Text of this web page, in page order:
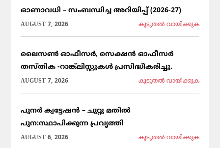
ഓണാവധി – സംബന്ധിച്ച അറിയിപ്പ് (2026-27)
AUGUST 7, 2026 കൂടുതല്‍ വായിക്കുക
ലൈസൺ ഓഫീസർ, സെക്ഷൻ ഓഫീസർ
തസ്തിക -റാങ്ക്ലിസ്റ്റുകൾ പ്രസിദ്ധീകരിച്ചു.
AUGUST 7, 2026 കൂടുതല്‍ വായിക്കുക
പുനർ ക്വട്ടേഷൻ – ചുറ്റു മതിൽ
പുന:സ്ഥാപിക്കുന്ന പ്രവൃത്തി
AUGUST 6, 2026 കൂടുതല്‍ വായിക്കുക